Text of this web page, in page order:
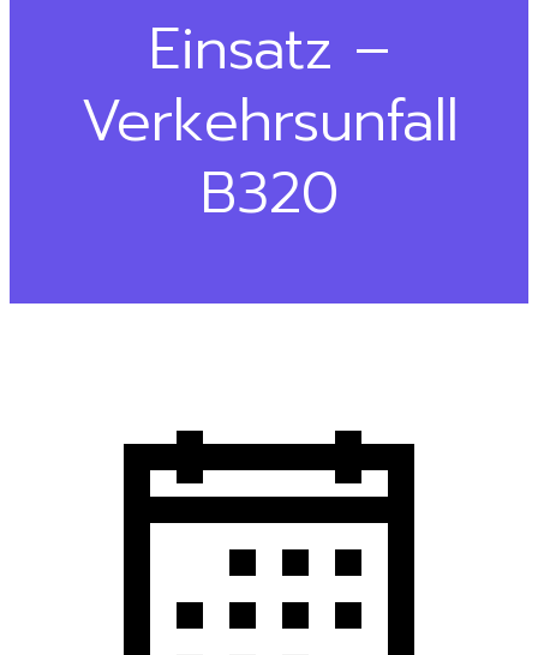
Einsatz –
Verkehrsunfall
B320